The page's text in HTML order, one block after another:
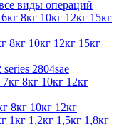
виды операций
8кг 10кг 12кг 15кг
2804sae
8кг 10кг 12кг